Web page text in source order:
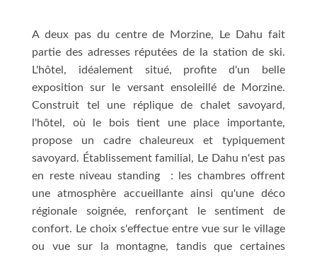
A deux pas du centre de Morzine, Le Dahu fait
partie des adresses réputées de la station de ski.
L'hôtel, idéalement situé, profite d'un belle
exposition sur le versant ensoleillé de Morzine.
Construit tel une réplique de chalet savoyard,
l'hôtel, où le bois tient une place importante,
propose un cadre chaleureux et typiquement
savoyard. Établissement familial, Le Dahu n'est pas
en reste niveau standing : les chambres offrent
une atmosphère accueillante ainsi qu'une déco
régionale soignée, renforçant le sentiment de
confort. Le choix s'effectue entre vue sur le village
ou vue sur la montagne, tandis que certaines